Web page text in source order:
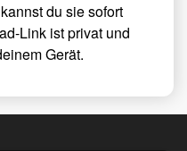
du sie sofort
Link ist privat und
Gerät.